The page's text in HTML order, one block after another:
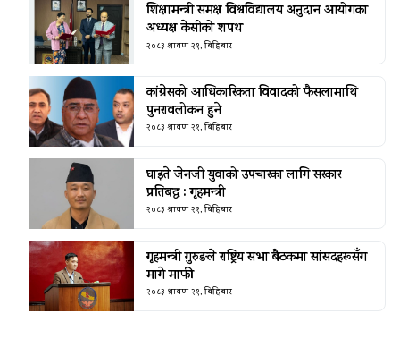
शिक्षामन्त्री समक्ष विश्वविद्यालय अनुदान आयोगका
अध्यक्ष केसीको शपथ
२०८३ श्रावण २१, बिहिबार
कांग्रेसको आधिकारिकता विवादको फैसलामाथि
पुनरावलोकन हुने
२०८३ श्रावण २१, बिहिबार
घाइते जेनजी युवाको उपचारका लागि सरकार
प्रतिबद्ध : गृहमन्त्री
२०८३ श्रावण २१, बिहिबार
गृहमन्त्री गुरुङले राष्ट्रिय सभा बैठकमा सांसदहरूसँग
मागे माफी
२०८३ श्रावण २१, बिहिबार